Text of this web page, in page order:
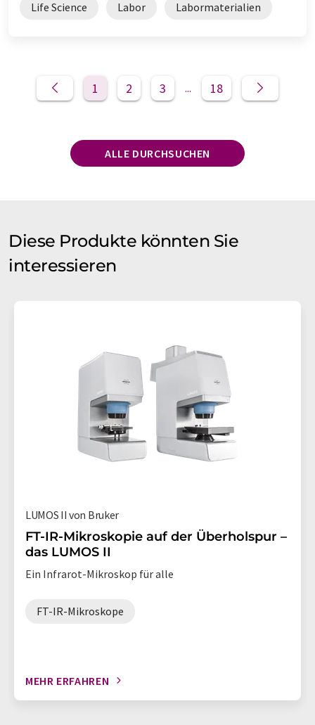
Life Science Labor Labormaterialien
1 2 3 ... 18
ALLE DURCHSUCHEN
Diese Produkte könnten Sie
interessieren
LUMOS II von Bruker
FT-IR-Mikroskopie auf der Überholspur –
das LUMOS II
Ein Infrarot-Mikroskop für alle
FT-IR-Mikroskope
MEHR ERFAHREN